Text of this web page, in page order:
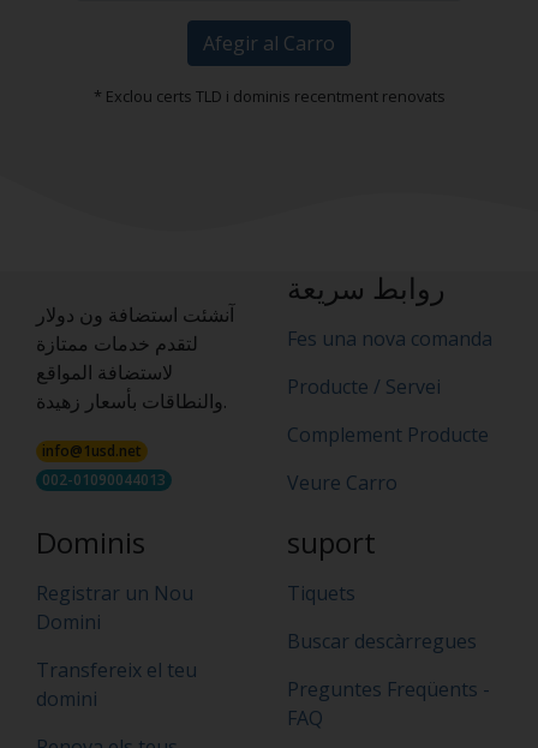
Afegir al Carro
* Exclou certs TLD i dominis recentment renovats
آنشئت استضافة ون دولار
لتقدم خدمات ممتازة
لاستضافة المواقع
والنطاقات بأسعار زهيدة.
info@1usd.net
002-01090044013
روابط سريعة
Fes una nova comanda
Producte / Servei
Complement Producte
Veure Carro
Dominis
Registrar un Nou
Domini
Transfereix el teu
domini
suport
Tiquets
Buscar descàrregues
Preguntes Freqüents -
FAQ